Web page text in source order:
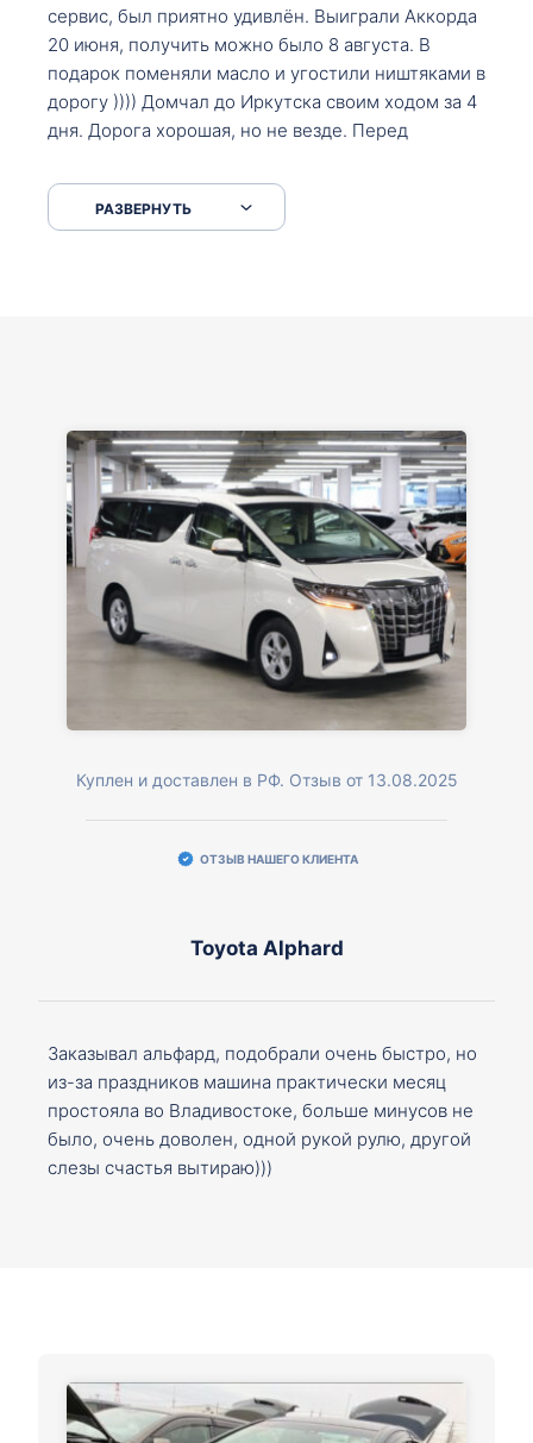
сервис, был приятно удивлён. Выиграли Аккорда
20 июня, получить можно было 8 августа. В
подарок поменяли масло и угостили ништяками в
дорогу )))) Домчал до Иркутска своим ходом за 4
дня. Дорога хорошая, но не везде. Перед
серпантинах по пути следования.
РАЗВЕРНУТЬ
Куплен и доставлен в РФ. Отзыв от 13.08.2025
ОТЗЫВ НАШЕГО КЛИЕНТА
Toyota Alphard
Заказывал альфард, подобрали очень быстро, но
из-за праздников машина практически месяц
простояла во Владивостоке, больше минусов не
было, очень доволен, одной рукой рулю, другой
слезы счастья вытираю)))